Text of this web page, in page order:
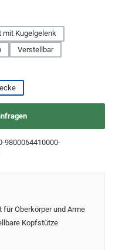
mit Kugelgelenk
Verstellbar
9800064410000-
Oberkörper und Arme
Kopfstütze